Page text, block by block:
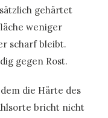
gehärtet
weniger
scharf bleibt.
gegen Rost.
die Härte des
bricht nicht